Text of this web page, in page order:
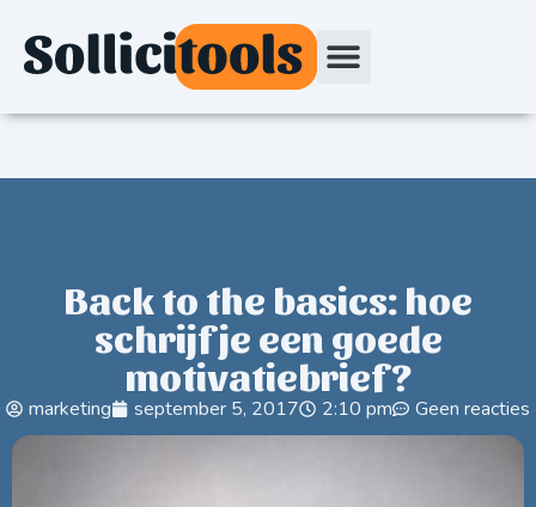
Back to the basics: hoe
schrijf je een goede
motivatiebrief?
marketing september 5, 2017 2:10 pm Geen reacties